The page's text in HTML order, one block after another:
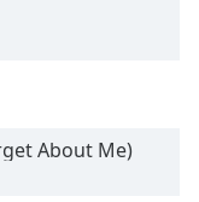
About Me)